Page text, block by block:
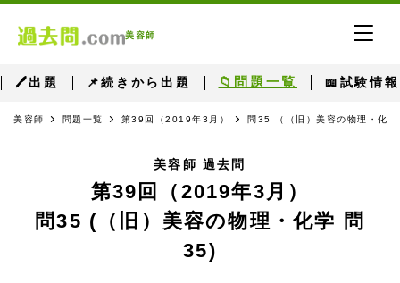
美容師
🖊出題 📌続きから出題 📁問題一覧 📖試験情報
美容師 問題一覧 第39回（2019年3月） 問35 （（旧）美容の物理・化
美容師 過去問
第39回（2019年3月）
問35 (（旧）美容の物理・化学 問
35)